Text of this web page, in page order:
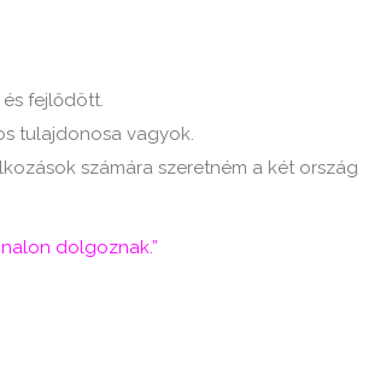
fejlődött.
tulajdonosa vagyok.
számára szeretném a két ország
dolgoznak.”